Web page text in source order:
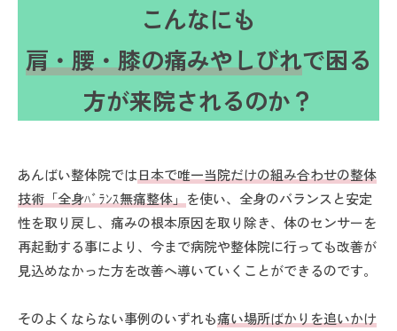
こんなにも
肩・腰・膝の痛みやしびれで困る
方が来院されるのか？
あんばい整体院では日本で唯一当院だけの組み合わせの整体
技術「全身ﾊﾞﾗﾝｽ無痛整体」 を使い、全身のバランスと安定
性を取り戻し、痛みの根本原因を取り除き、体のセンサーを
再起動する事により、今まで病院や整体院に行っても改善が
見込めなかった方を改善へ導いていくことができるのです。
そのよくならない事例のいずれも痛い場所ばかりを追いかけ